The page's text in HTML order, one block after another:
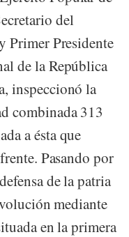
del
Primer Presidente
de la República
inspeccionó la
combinada 313
a ésta que
Pasando por
de la patria
mediante
en la primera